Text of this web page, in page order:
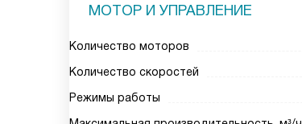
МОТОР И УПРАВЛЕНИЕ
Количество моторов
Количество скоростей
Режимы работы